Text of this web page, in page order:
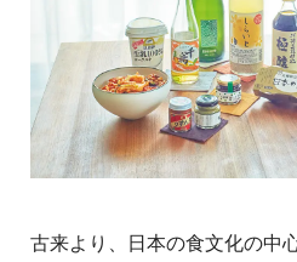
古来より、日本の食文化の中